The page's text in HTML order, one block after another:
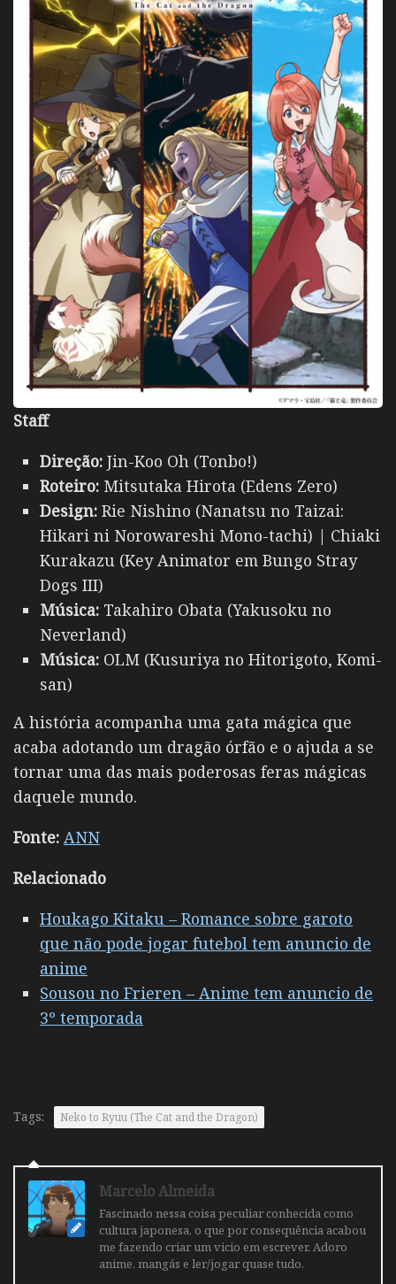
Staff
Direção: Jin-Koo Oh (Tonbo!)
Roteiro: Mitsutaka Hirota (Edens Zero)
Design: Rie Nishino (Nanatsu no Taizai:
Hikari ni Norowareshi Mono-tachi) | Chiaki
Kurakazu (Key Animator em Bungo Stray
Dogs III)
Música: Takahiro Obata (Yakusoku no
Neverland)
Música: OLM (Kusuriya no Hitorigoto, Komi-
san)
A história acompanha uma gata mágica que
acaba adotando um dragão órfão e o ajuda a se
tornar uma das mais poderosas feras mágicas
daquele mundo.
Fonte: ANN
Relacionado
Houkago Kitaku – Romance sobre garoto
que não pode jogar futebol tem anuncio de
anime
Sousou no Frieren – Anime tem anuncio de
3º temporada
Tags: Neko to Ryuu (The Cat and the Dragon)
Marcelo Almeida
Fascinado nessa coisa peculiar conhecida como
cultura japonesa, o que por consequência acabou
me fazendo criar um vicio em escrever. Adoro
anime, mangás e ler/jogar quase tudo.